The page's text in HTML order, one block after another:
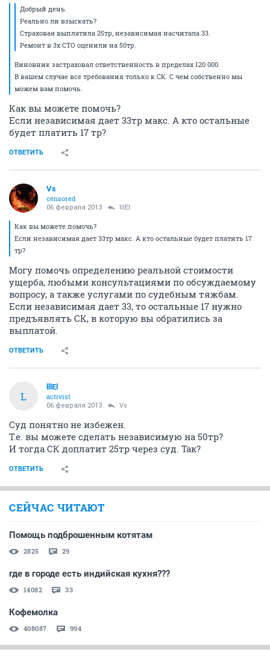
Добрый день.
Реально ли взыскать?
Страховая выплатила 25тр, независимая насчитала 33.
Ремонт в 3х СТО оценили на 50тр.
Виновник застраховал ответственность в пределах 120 000.
В вашем случае все требования только к СК. С чем собственно мы
можем вам помочь.
Как вы можете помочь?
Если независимая дает 33тр макс. А кто остальные
будет платить 17 тр?
ОТВЕТИТЬ
Vs
censored
06 февраля 2013 lllEl
Как вы можете помочь?
Если независимая дает 33тр макс. А кто остальные будет платить 17
тр?
Могу помочь определению реальной стоимости
ущерба, любыми консультациями по обсуждаемому
вопросу, а также услугами по судебным тяжбам.
Если независимая дает 33, то остальные 17 нужно
предъявлять СК, в которую вы обратились за
выплатой.
ОТВЕТИТЬ
L
lllEl
activist
06 февраля 2013 Vs
Суд понятно не избежен.
Т.е. вы можете сделать независимую на 50тр?
И тогда СК доплатит 25тр через суд. Так?
ОТВЕТИТЬ
СЕЙЧАС ЧИТАЮТ
Помощь подброшенным котятам
2825 29
где в городе есть индийская кухня???
14082 33
Кофемолка
408087 994